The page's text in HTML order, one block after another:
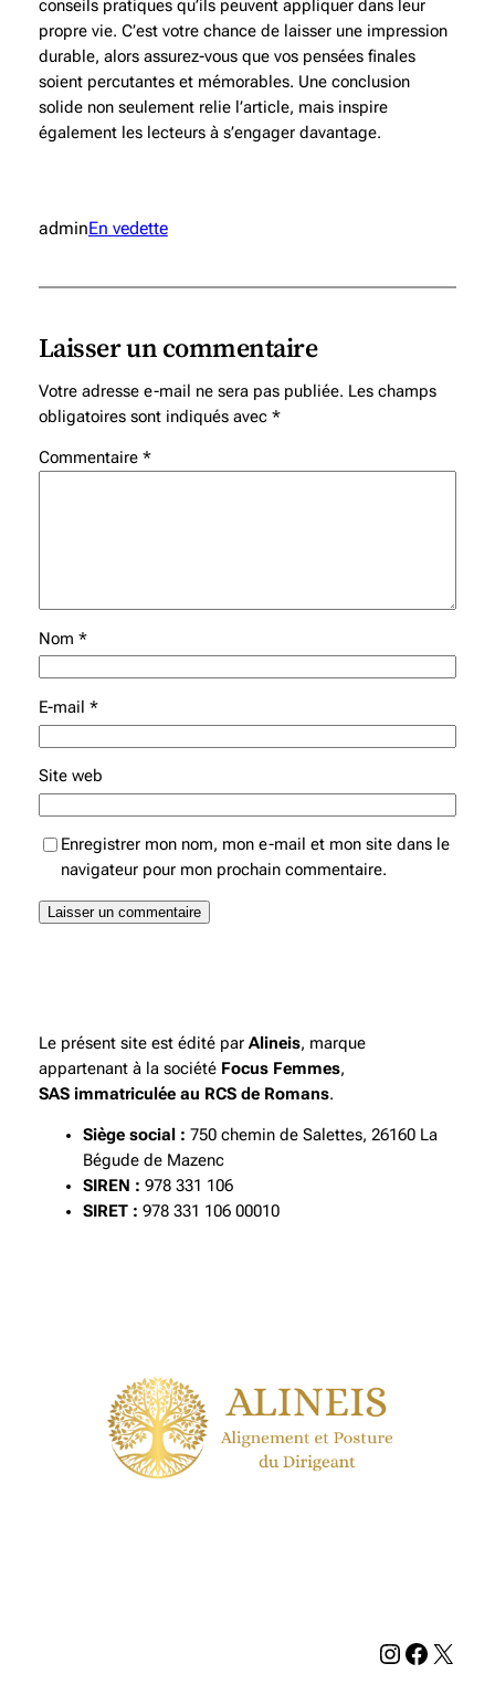
conseils pratiques qu’ils peuvent appliquer dans leur
propre vie. C’est votre chance de laisser une impression
durable, alors assurez-vous que vos pensées finales
soient percutantes et mémorables. Une conclusion
solide non seulement relie l’article, mais inspire
également les lecteurs à s’engager davantage.
adminEn vedette
Laisser un commentaire
Votre adresse e-mail ne sera pas publiée. Les champs
obligatoires sont indiqués avec *
Commentaire *
Nom *
E-mail *
Site web
Enregistrer mon nom, mon e-mail et mon site dans le
navigateur pour mon prochain commentaire.
Le présent site est édité par Alineis, marque
appartenant à la société Focus Femmes,
SAS immatriculée au RCS de Romans.
Siège social : 750 chemin de Salettes, 26160 La
Bégude de Mazenc
SIREN : 978 331 106
SIRET : 978 331 106 00010
Instagram Facebook X